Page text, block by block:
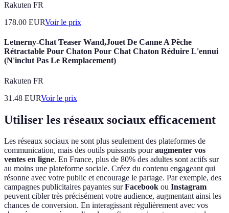
Rakuten FR
178.00 EURVoir le prix
Letnerny-Chat Teaser Wand,Jouet De Canne A Pêche
Rétractable Pour Chaton Pour Chat Chaton Réduire L'ennui
(N'inclut Pas Le Remplacement)
Rakuten FR
31.48 EURVoir le prix
Utiliser les réseaux sociaux efficacement
Les réseaux sociaux ne sont plus seulement des plateformes de
communication, mais des outils puissants pouraugmenter vos
ventes en ligne. En France, plus de 80% des adultes sont actifs sur
au moins une plateforme sociale. Créez du contenu engageant qui
résonne avec votre public et encourage le partage. Par exemple, des
campagnes publicitaires payantes surFacebook ou Instagram
peuvent cibler très précisément votre audience, augmentant ainsi les
chances de conversion. En interagissant régulièrement avec vos